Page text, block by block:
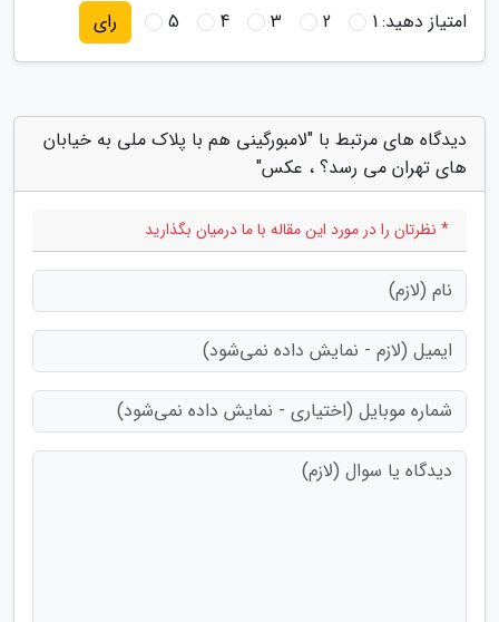
امتیاز دهید:1
2
3
4
5 رای
دیدگاه های مرتبط با "لامبورگینی هم با پلاک ملی به خیابان
های تهران می رسد؟ ، عکس"
* نظرتان را در مورد این مقاله با ما درمیان بگذارید